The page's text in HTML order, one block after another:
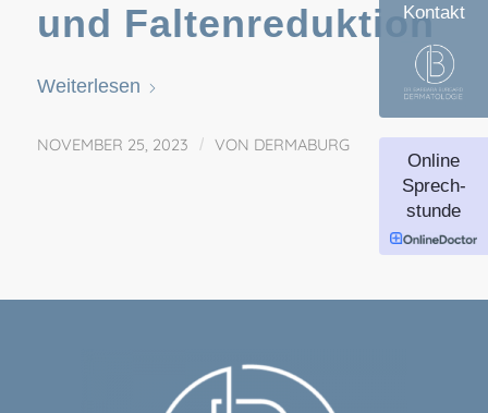
und Faltenreduktion
Weiterlesen
NOVEMBER 25, 2023 / VON DERMABURG
Kontakt
Online
Sprech-
stunde